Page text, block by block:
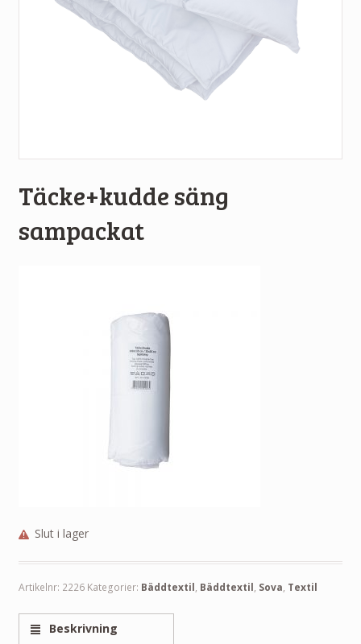
Täcke+kudde säng
sampackat
Slut i lager
Artikelnr: 2226 Kategorier: Bäddtextil, Bäddtextil, Sova, Textil
Beskrivning